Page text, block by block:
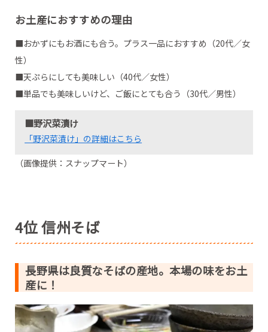
お土産におすすめの理由
■おかずにもお酒にも合う。プラス一品におすすめ（20代／女
性）
■天ぷらにしても美味しい（40代／女性）
■単品でも美味しいけど、ご飯にとても合う（30代／男性）
■野沢菜漬け
「野沢菜漬け」の詳細はこちら
（画像提供：スナップマート）
4位 信州そば
長野県は良質なそばの産地。本場の味をお土
産に！